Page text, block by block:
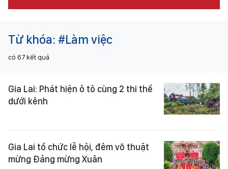
Từ khóa: #Làm việc
có 67 kết quả
Gia Lai: Phát hiện ô tô cùng 2 thi thể
dưới kênh
Gia Lai tổ chức lễ hội, đêm võ thuật
mừng Đảng mừng Xuân